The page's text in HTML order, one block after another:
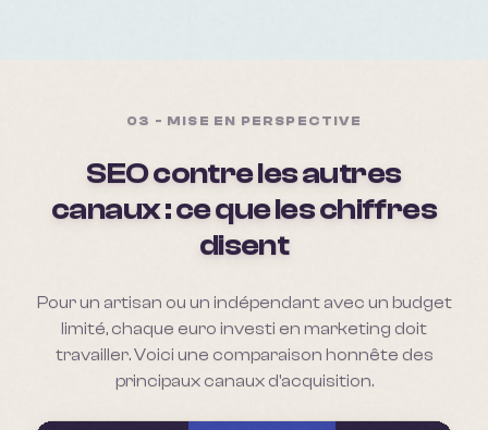
03 - MISE EN PERSPECTIVE
SEO contre les autres
canaux : ce que les chiffres
disent
Pour un artisan ou un indépendant avec un budget
limité, chaque euro investi en marketing doit
travailler. Voici une comparaison honnête des
principaux canaux d'acquisition.